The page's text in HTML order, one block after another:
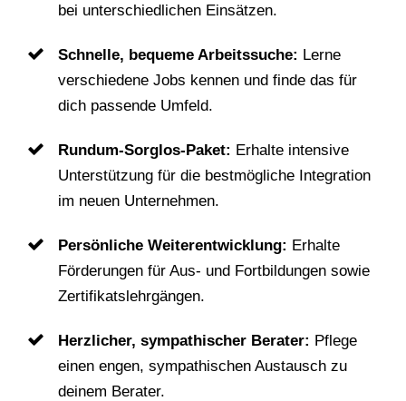
bei unterschiedlichen Einsätzen.
Schnelle, bequeme Arbeitssuche: Lerne
verschiedene Jobs kennen und finde das für
dich passende Umfeld.
Rundum-Sorglos-Paket: Erhalte intensive
Unterstützung für die bestmögliche Integration
im neuen Unternehmen.
Persönliche Weiterentwicklung: Erhalte
Förderungen für Aus- und Fortbildungen sowie
Zertifikatslehrgängen.
Herzlicher, sympathischer Berater: Pflege
einen engen, sympathischen Austausch zu
deinem Berater.